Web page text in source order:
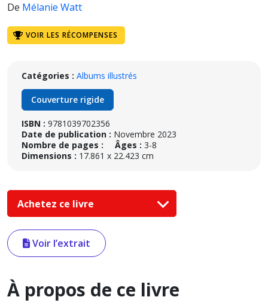
De Mélanie Watt
VOIR LES RÉCOMPENSES
Catégories : Albums illustrés
Couverture rigide
ISBN : 9781039702356
Date de publication : Novembre 2023
Nombre de pages :
Âges : 3-8
Dimensions : 17.861 x 22.423 cm
Achetez ce livre
Voir l’extrait
À propos de ce livre